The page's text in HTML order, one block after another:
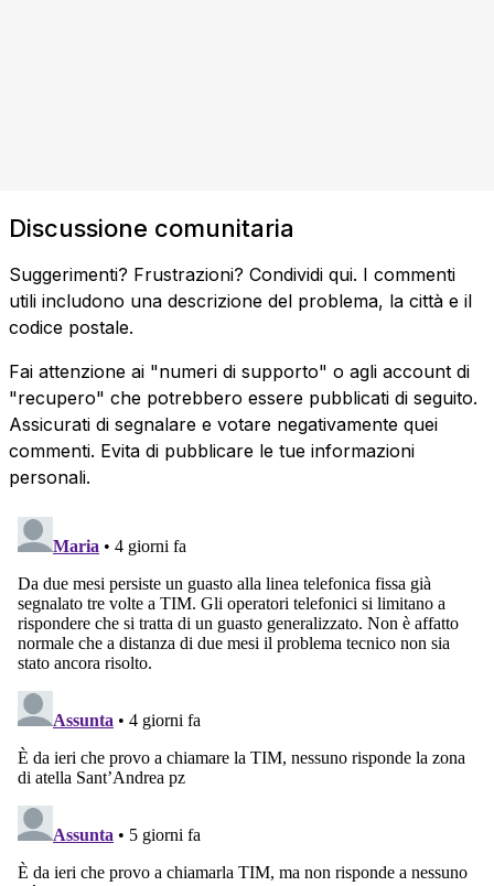
Discussione comunitaria
Suggerimenti? Frustrazioni? Condividi qui. I commenti
utili includono una descrizione del problema, la città e il
codice postale.
Fai attenzione ai "numeri di supporto" o agli account di
"recupero" che potrebbero essere pubblicati di seguito.
Assicurati di segnalare e votare negativamente quei
commenti. Evita di pubblicare le tue informazioni
personali.